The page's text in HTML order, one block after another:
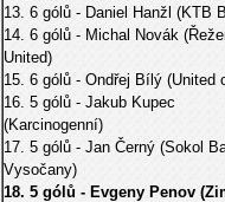
13. 6 gólů - Daniel Hanžl (KTB
14. 6 gólů - Michal Novák
United)
15. 6 gólů - Ondřej Bílý (United
16. 5 gólů - Jakub Kupec
(Karcinogenní)
17. 5 gólů - Jan Černý (Sokol
Vysočany)
18. 5 gólů - Evgeny Penov